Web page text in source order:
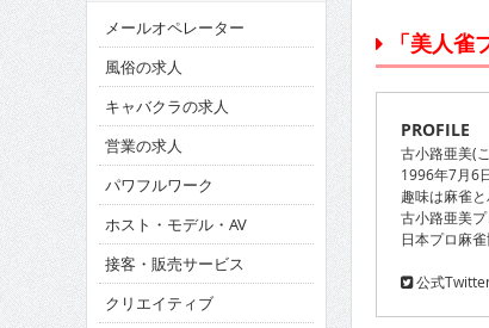
「美人
PROFILE
古小路亜美(
1996年7月6
趣味は麻雀と
古小路亜美
日本プロ麻雀
公式
メールオペレーター
風俗の求人
キャバクラの求人
営業の求人
パワフルワーク
ホスト・モデル・AV
接客・販売サービス
クリエイティブ